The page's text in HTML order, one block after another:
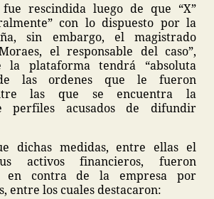
rescindida luego de que “X”
con lo dispuesto por la
sin embargo, el magistrado
el responsable del caso”,
la plataforma tendrá “absoluta
de las ordenes que le fueron
las que se encuentra la
perfiles acusados de difundir
dichas medidas, entre ellas el
activos financieros, fueron
en contra de la empresa por
entre los cuales destacaron: